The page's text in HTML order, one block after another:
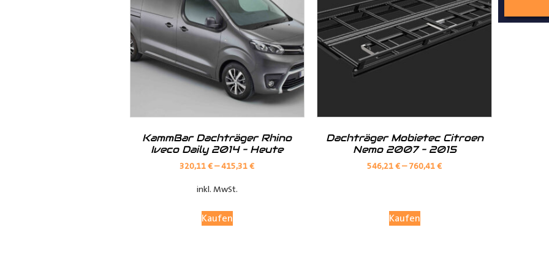
Hilfreiche Montageanleitungen und Tipps finden Sie auch auf unseremYouTube Kanal
Ihr Team vonDer Ausbauer
KammBar Dachträger Rhino
Iveco Daily 2014 – Heute
320,11€–415,31€
inkl. MwSt.
Kaufen
Dachträger Mobietec Citroen
Nemo 2007 – 2015
546,21€–760,41€
Kaufen